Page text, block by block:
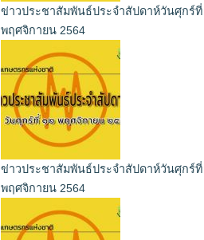
ข่าวประชาสัมพันธ์ประจำสัปดาห์วันศุกร์ที่
พฤศจิกายน 2564
ข่าวประชาสัมพันธ์ประจำสัปดาห์วันศุกร์ที่
พฤศจิกายน 2564